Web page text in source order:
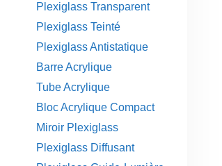
Plexiglass Transparent
Plexiglass Teinté
Plexiglass Antistatique
Barre Acrylique
Tube Acrylique
Bloc Acrylique Compact
Miroir Plexiglass
Plexiglass Diffusant